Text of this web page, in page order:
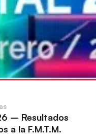
– Resultados
a la F.M.T.M.